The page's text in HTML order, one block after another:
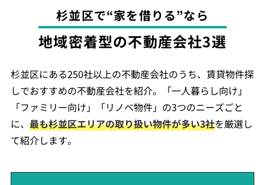
杉並区で“家を借りる”なら
地域密着型の不動産会社3選
杉並区にある250社以上の不動産会社のうち、賃貸物件探
しでおすすめの不動産会社を紹介。「一人暮らし向け」
「ファミリー向け」「リノベ物件」の3つのニーズごと
に、 最も杉並区エリアの取り扱い物件が多い3社を厳選し
て紹介します。